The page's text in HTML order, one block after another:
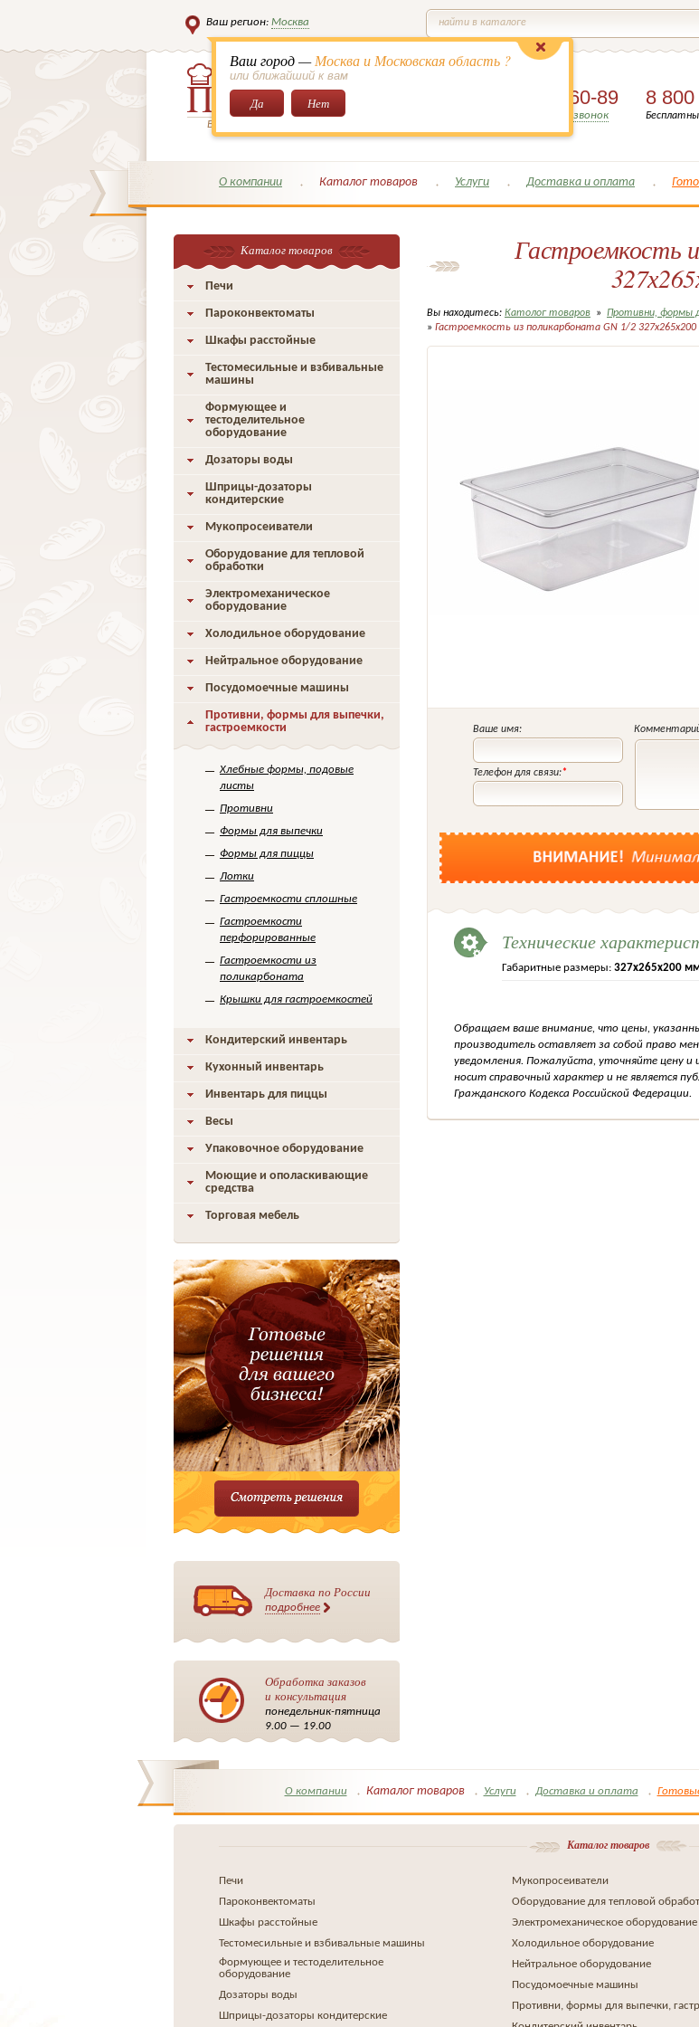
Ваш регион: Москва
Ваш город —Москва и Московская область ?
или ближайший к вам
Да Нет
найти в каталоге
Всё для кондитеров и поваров!
649-60-89
Заказать обратный звонок
8
О компании Каталог товаров Услуги Доставка и оплата
Гастроемкость
Вы находитесь: Католог товаров » Противни, формы
» Гастроемкость из поликарбоната GN 1/2 327х265х200
Ваше имя:
Телефон для связи:*
Технические
Габаритные размеры: 327х265х200
Обращаем ваше внимание, что цены,
производитель оставляет за собой право
уведомления. Пожалуйста, уточняйте цену
носит справочный характер и не является
Гражданского Кодекса Российской Федерации.
Каталог товаров
Печи
Пароконвектоматы
Шкафы расстойные
Тестомесильные и взбивальные
машины
Формующее и
тестоделительное
оборудование
Дозаторы воды
Шприцы-дозаторы
кондитерские
Мукопросеиватели
Оборудование для тепловой
обработки
Электромеханическое
оборудование
Холодильное оборудование
Нейтральное оборудование
Посудомоечные машины
Противни, формы для выпечки,
гастроемкости
Хлебные формы, подовые
листы
Противни
Формы для выпечки
Формы для пиццы
Лотки
Гастроемкости сплошные
Гастроемкости
перфорированные
Гастроемкости из
поликарбоната
Крышки для гастроемкостей
Кондитерский инвентарь
Кухонный инвентарь
Инвентарь для пиццы
Весы
Упаковочное оборудование
Моющие и ополаскивающие
средства
Торговая мебель
Доставка по России
подробнее
Обработка заказов
и консультация
понедельник-пятница
9.00 — 19.00
О компании Каталог товаров Услуги Доставка и оплата
Каталог товаров
Печи
Пароконвектоматы
Шкафы расстойные
Тестомесильные и взбивальные машины
Формующее и тестоделительное
оборудование
Дозаторы воды
Шприцы-дозаторы кондитерские
Мукопросеиватели
Оборудование для тепловой
Электромеханическое оборудование
Холодильное оборудование
Нейтральное оборудование
Посудомоечные машины
Противни, формы для выпечки,